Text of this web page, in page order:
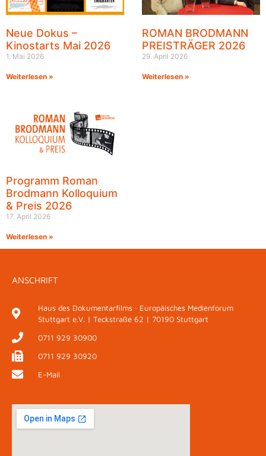
Neue Dokus –
Kinostarts Mai 2026
1. Mai 2026
Weiterlesen »
ROMAN BRODMANN
PREISTRÄGER 2026
29. April 2026
Weiterlesen »
Programm Roman
Brodmann Kolloquium
& Preis 2026
17. April 2026
Weiterlesen »
ANSCHRIFT
Haus des Dokumentarfilms · Europäisches Medienforum
Stuttgart e.V. | Teckstraße 62 | 70190 Stuttgart
0711 929 30900
0711 929 30920
E-Mail